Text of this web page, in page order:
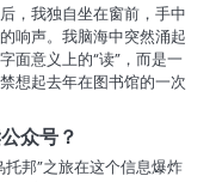
，我独自坐在窗前，手中
响声。我脑海中突然涌起
面意义上的“读”，而是一
想起去年在图书馆的一次
众号？
邦”之旅在这个信息爆炸